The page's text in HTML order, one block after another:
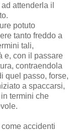
attenderla il
potuto
tanto freddo a
tali,
e, con il passare
contraendola
quel passo, forse,
a spaccarsi,
termini che
accidenti